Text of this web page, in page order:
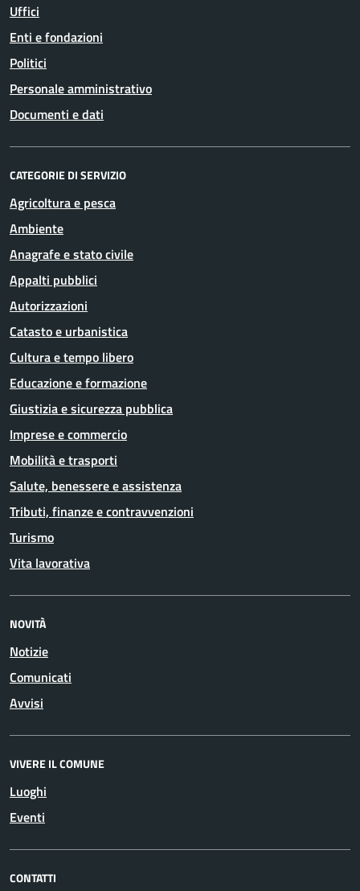
Uffici
Enti e fondazioni
Politici
Personale amministrativo
Documenti e dati
CATEGORIE DI SERVIZIO
Agricoltura e pesca
Ambiente
Anagrafe e stato civile
Appalti pubblici
Autorizzazioni
Catasto e urbanistica
Cultura e tempo libero
Educazione e formazione
Giustizia e sicurezza pubblica
Imprese e commercio
Mobilità e trasporti
Salute, benessere e assistenza
Tributi, finanze e contravvenzioni
Turismo
Vita lavorativa
NOVITÀ
Notizie
Comunicati
Avvisi
VIVERE IL COMUNE
Luoghi
Eventi
CONTATTI